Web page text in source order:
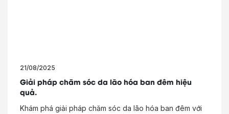
21/08/2025
Giải pháp chăm sóc da lão hóa ban đêm hiệu
quả.
Khám phá giải pháp chăm sóc da lão hóa ban đêm với